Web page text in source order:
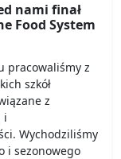
nami finał
Food System
pracowaliśmy z
szkół
z
i
Wychodziliśmy
i sezonowego